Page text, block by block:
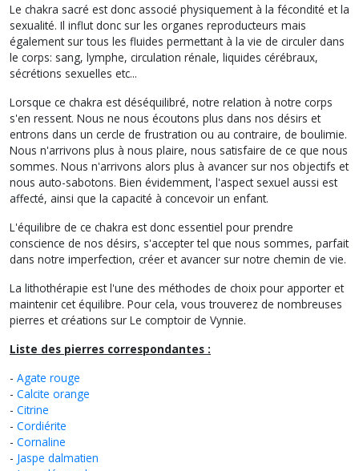
Le chakra sacré est donc associé physiquement à la fécondité et la
sexualité. Il influt donc sur les organes reproducteurs mais
également sur tous les fluides permettant à la vie de circuler dans
le corps: sang, lymphe, circulation rénale, liquides cérébraux,
sécrétions sexuelles etc...
Lorsque ce chakra est déséquilibré, notre relation à notre corps
s'en ressent. Nous ne nous écoutons plus dans nos désirs et
entrons dans un cercle de frustration ou au contraire, de boulimie.
Nous n'arrivons plus à nous plaire, nous satisfaire de ce que nous
sommes. Nous n'arrivons alors plus à avancer sur nos objectifs et
nous auto-sabotons. Bien évidemment, l'aspect sexuel aussi est
affecté, ainsi que la capacité à concevoir un enfant.
L'équilibre de ce chakra est donc essentiel pour prendre
conscience de nos désirs, s'accepter tel que nous sommes, parfait
dans notre imperfection, créer et avancer sur notre chemin de vie.
La lithothérapie est l'une des méthodes de choix pour apporter et
maintenir cet équilibre. Pour cela, vous trouverez de nombreuses
pierres et créations sur Le comptoir de Vynnie.
Liste des pierres correspondantes :
- Agate rouge
- Calcite orange
- Citrine
- Cordiérite
- Cornaline
- Jaspe dalmatien